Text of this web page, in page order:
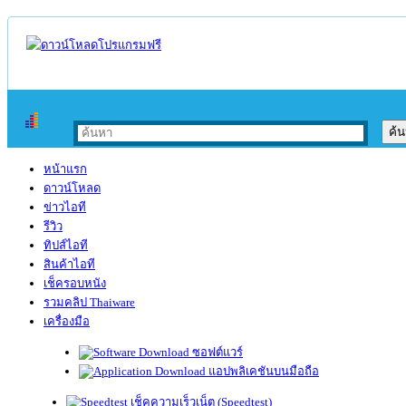
หน้าแรก
ดาวน์โหลด
ข่าวไอที
รีวิว
ทิปส์ไอที
สินค้าไอที
เช็ครอบหนัง
รวมคลิป Thaiware
เครื่องมือ
ซอฟต์แวร์
แอปพลิเคชันบนมือถือ
เช็คความเร็วเน็ต (Speedtest)